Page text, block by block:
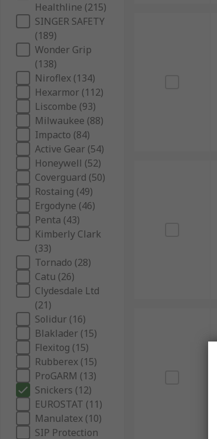
Healthline (215)
SINGER SAFETY
(189)
Wonder Grip
(138)
Niroflex (134)
Hexarmor (112)
Liscombe (93)
Milwaukee (88)
Impacto (84)
Active Gear (54)
Honeywell (52)
Coverguard (50)
Rostaing (49)
Ergodyne (46)
Penta (43)
Kimberly Clark
(33)
Tornado (28)
Catu (26)
Clydesdale Ltd
(21)
Solidur (16)
Blaklader (15)
Flexitog (15)
Rubberex (15)
ProGARM (13)
Snickers (12)
EUROSTAT (11)
Manulatex (10)
SIP Protection